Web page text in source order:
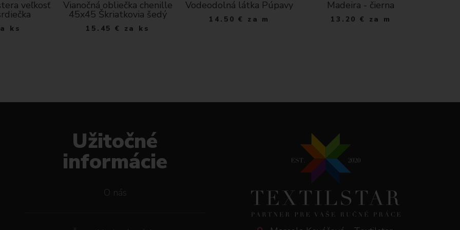
veľkosť
ks
Vianočná obliečka chenille
45x45 Škriatkovia šedý
15.45 € za ks
Vodeodolná látka Púpavy
14.50 € za m
Madeira - čierna
13.20 € za m
Užitočné
informácie
O nás